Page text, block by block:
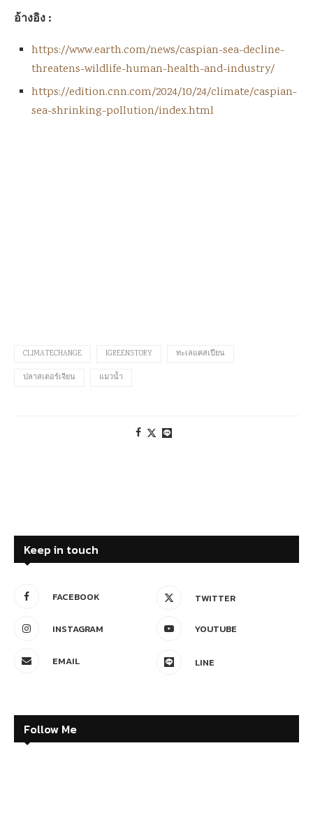
อ้างอิง :
https://www.earth.com/news/caspian-sea-decline-
threatens-wildlife-human-health-and-industry/
https://edition.cnn.com/2024/10/24/climate/caspian-
sea-shrinking-pollution/index.html
CLIMATECHANGE IGREENSTORY ทะเลแคสเปียน
ปลาสเตอร์เจียน แมวน้ำ
Keep in touch
FACEBOOK TWITTER
INSTAGRAM YOUTUBE
EMAIL LINE
Follow Me